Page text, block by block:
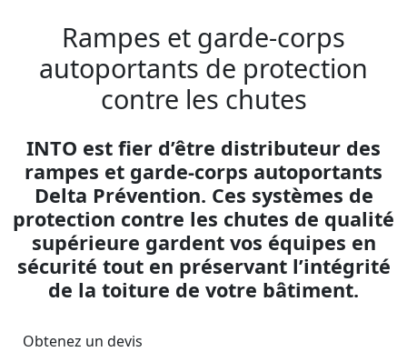
Rampes et garde-corps
autoportants de protection
contre les chutes
INTO est fier d’être distributeur des
rampes et garde-corps autoportants
Delta Prévention. Ces systèmes de
protection contre les chutes de qualité
supérieure gardent vos équipes en
sécurité tout en préservant l’intégrité
de la toiture de votre bâtiment.
Obtenez un devis